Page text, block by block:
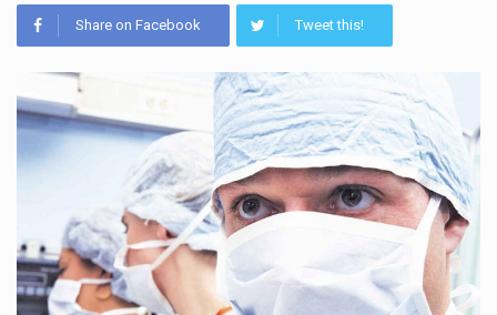
Share on Facebook Tweet this!